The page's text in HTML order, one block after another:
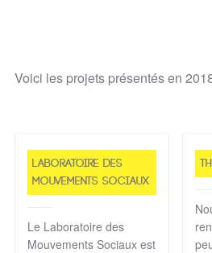
Voici les projets présentés en
Laboratoire des
mouvements sociaux
Le Laboratoire des
Mouvements Sociaux est